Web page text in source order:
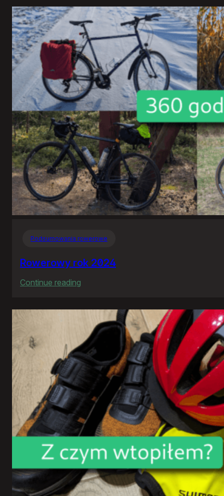
Questions
Challenge
2025
Podsumowania rowerowe
Rowerowy rok 2024
Continue reading
rok
2024